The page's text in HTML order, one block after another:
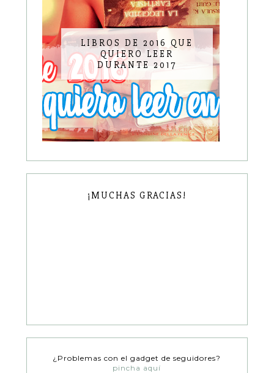
LIBROS DE 2016 QUE
QUIERO LEER
DURANTE 2017
¡MUCHAS GRACIAS!
¿Problemas con el gadget de seguidores?
pincha aquí